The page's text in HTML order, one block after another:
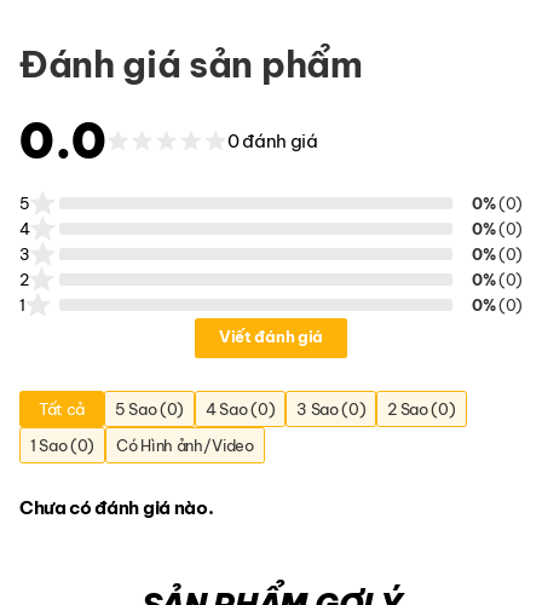
Đánh giá sản phẩm
0.0 0 đánh giá
5 0%(0)
4
0%(0)
3
0%(0)
2
0%(0)
1
0%(0)
Viết đánh giá
Tất cả 5 Sao (0) 4 Sao (0) 3 Sao (0)
2 Sao (0)
1 Sao (0)
Có Hình ảnh/Video
Chưa có đánh giá nào.